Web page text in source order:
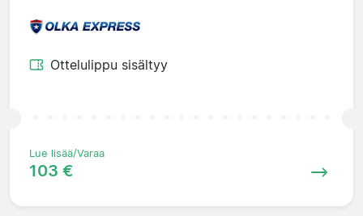
Ottelulippu sisältyy
Lue lisää/Varaa
103 €